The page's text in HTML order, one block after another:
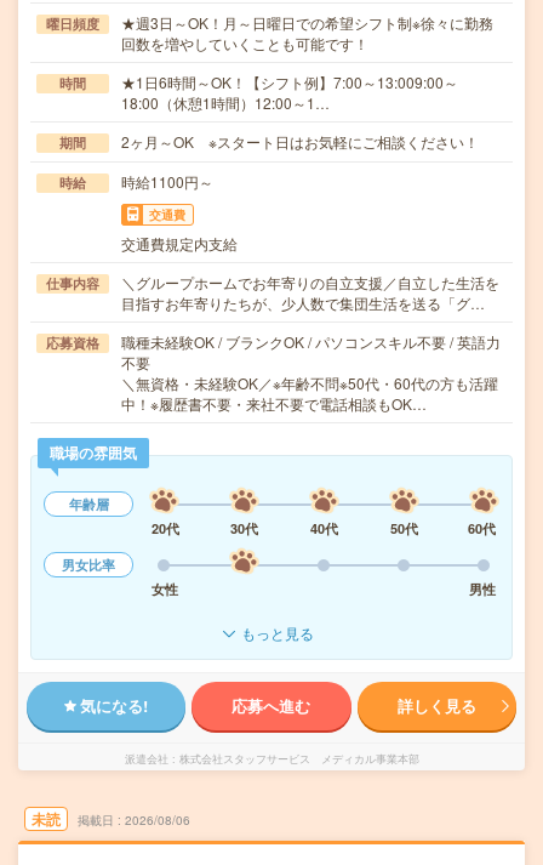
曜日頻度
★週3日～OK！月～日曜日での希望シフト制※徐々に勤務
回数を増やしていくことも可能です！
時間
★1日6時間～OK！【シフト例】7:00～13:009:00～
18:00（休憩1時間）12:00～1…
期間 2ヶ月～OK ※スタート日はお気軽にご相談ください！
時給 時給1100円～
交通費
交通費規定内支給
仕事内容
＼グループホームでお年寄りの自立支援／自立した生活を
目指すお年寄りたちが、少人数で集団生活を送る「グ…
応募資格
職種未経験OK / ブランクOK / パソコンスキル不要 / 英語力
不要
＼無資格・未経験OK／※年齢不問※50代・60代の方も活躍
中！※履歴書不要・来社不要で電話相談もOK…
職場の雰囲気
年齢層
20代
30代 40代 50代
60代
男女比率
女性
男性
もっと見る
気になる! 応募へ進む 詳しく見る
派遣会社 株式会社スタッフサービス メディカル事業本部
未読 掲載日 2026/08/06